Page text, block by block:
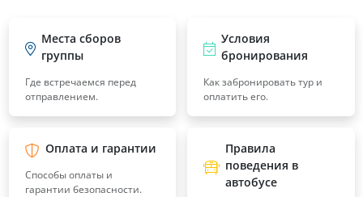
Места сборов
группы
Где встречаемся перед
отправлением.
Условия
бронирования
Как забронировать тур и
оплатить его.
Оплата и гарантии
Способы оплаты и
гарантии безопасности.
Правила
поведения в
автобусе